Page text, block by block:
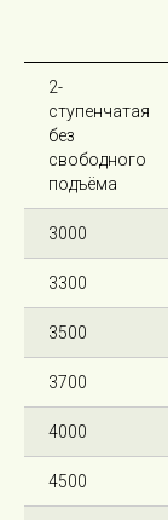
2-
ступенчатая
без
свободного
подъёма
3000
3300
3500
3700
4000
4500